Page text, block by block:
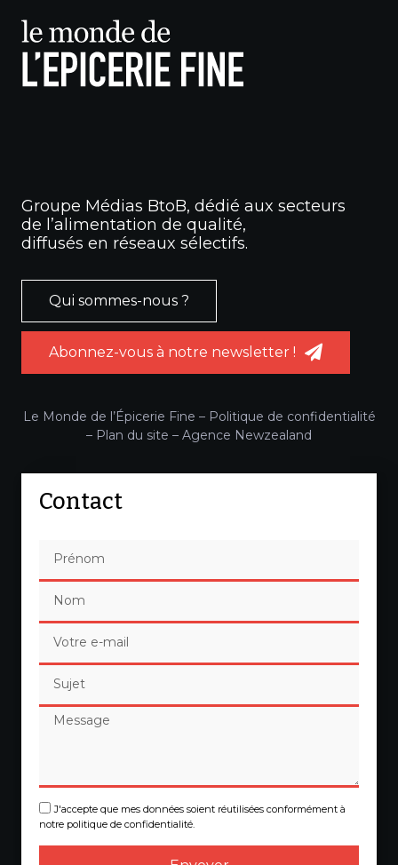
Groupe Médias BtoB, dédié aux secteurs
de l’alimentation de qualité,
diffusés en réseaux sélectifs.
Qui sommes-nous ?
Abonnez-vous à notre newsletter !
Le Monde de l’Épicerie Fine – Politique de confidentialité
– Plan du site – Agence Newzealand
Contact
J'accepte que mes données soient réutilisées conformément à
notre politique de confidentialité.